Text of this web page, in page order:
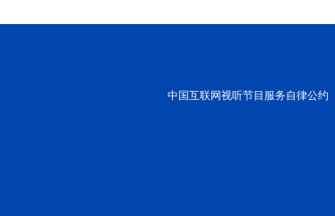
中国互联网视听节目服务自律公约